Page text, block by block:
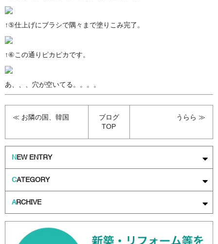
↑⑤仕上げにブラシで隅々まで塗りこみ完了。
↑⑥この通りピカピカです。
あ、、、穴が空いてる。。。。
≪ お隣の国、韓国
ブログ
TOP
うらら ≫
NEW ENTRY
CATEGORY
ARCHIVE